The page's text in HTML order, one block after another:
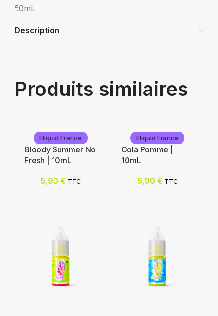
50mL
Description
Produits similaires
Eliquid France
Bloody Summer No
Fresh | 10mL
5,90 € TTC
Eliquid France
Cola Pomme |
10mL
5,90 € TTC